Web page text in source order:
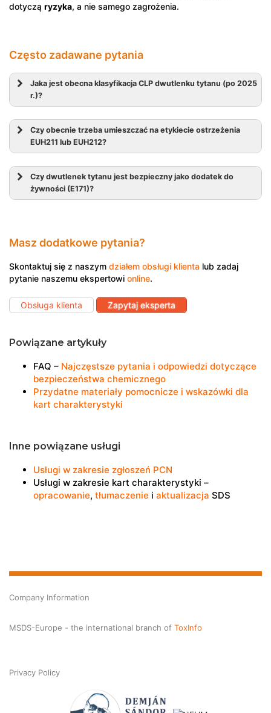
dotyczą ryzyka, a nie samego zagrożenia.
Często zadawane pytania
Jaka jest obecna klasyfikacja CLP dwutlenku tytanu (po 2025
r.)?
Czy obecnie trzeba umieszczać na etykiecie ostrzeżenia
EUH211 lub EUH212?
Czy dwutlenek tytanu jest bezpieczny jako dodatek do
żywności (E171)?
Masz dodatkowe pytania?
Skontaktuj się z naszym działem obsługi klienta lub zadaj
pytanie naszemu ekspertowi online.
Obsługa klienta Zapytaj eksperta
Powiązane artykuły
FAQ – Najczęstsze pytania i odpowiedzi dotyczące
bezpieczeństwa chemicznego
Przydatne materiały pomocnicze i wskazówki dla
kart charakterystyki
Inne powiązane usługi
Usługi w zakresie zgłoszeń PCN
Usługi w zakresie kart charakterystyki –
opracowanie, tłumaczenie i aktualizacja SDS
Company Information
MSDS-Europe - the international branch of ToxInfo
Privacy Policy